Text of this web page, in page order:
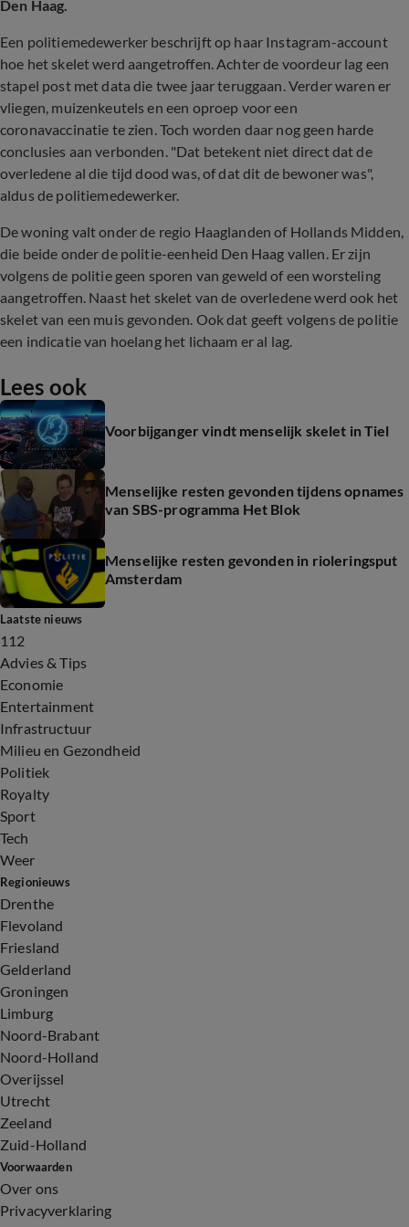
Den Haag.
Een politiemedewerker beschrijft op haar Instagram-account
hoe het skelet werd aangetroffen. Achter de voordeur lag een
stapel post met data die twee jaar teruggaan. Verder waren er
vliegen, muizenkeutels en een oproep voor een
coronavaccinatie te zien. Toch worden daar nog geen harde
conclusies aan verbonden. "Dat betekent niet direct dat de
overledene al die tijd dood was, of dat dit de bewoner was",
aldus de politiemedewerker.
De woning valt onder de regio Haaglanden of Hollands Midden,
die beide onder de politie-eenheid Den Haag vallen. Er zijn
volgens de politie geen sporen van geweld of een worsteling
aangetroffen. Naast het skelet van de overledene werd ook het
skelet van een muis gevonden. Ook dat geeft volgens de politie
een indicatie van hoelang het lichaam er al lag.
Lees ook
Voorbijganger vindt menselijk skelet in Tiel
Menselijke resten gevonden tijdens opnames
van SBS-programma Het Blok
Menselijke resten gevonden in rioleringsput
Amsterdam
Laatste nieuws
112
Advies & Tips
Economie
Entertainment
Infrastructuur
Milieu en Gezondheid
Politiek
Royalty
Sport
Tech
Weer
Regionieuws
Drenthe
Flevoland
Friesland
Gelderland
Groningen
Limburg
Noord-Brabant
Noord-Holland
Overijssel
Utrecht
Zeeland
Zuid-Holland
Voorwaarden
Over ons
Privacyverklaring